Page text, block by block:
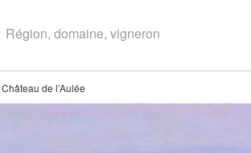
Château de l’Aulée